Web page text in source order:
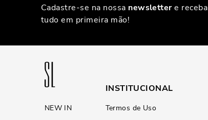
Cadastre-se na nossa newslettere receba
tudo em primeira mão!
NEW IN
INSTITUCIONAL
Termos de Uso